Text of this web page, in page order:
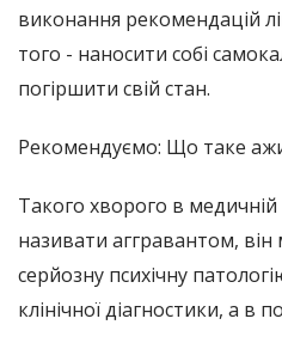
виконання рекомендацій
того - наносити собі
погіршити свій стан.
Рекомендуємо: Що таке
Такого хворого в медичній
називати аггравантом,
серйозну психічну
клінічної діагностики, а в